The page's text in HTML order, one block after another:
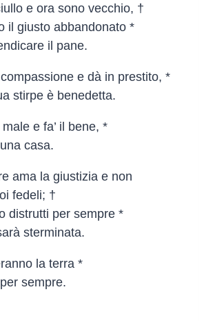
e ora sono vecchio, †
il giusto abbandonato *
il pane.
e dà in prestito, *
stirpe è benedetta.
e fa’ il bene, *
casa.
ama la giustizia e non
fedeli; †
distrutti per sempre *
sterminata.
la terra *
sempre.